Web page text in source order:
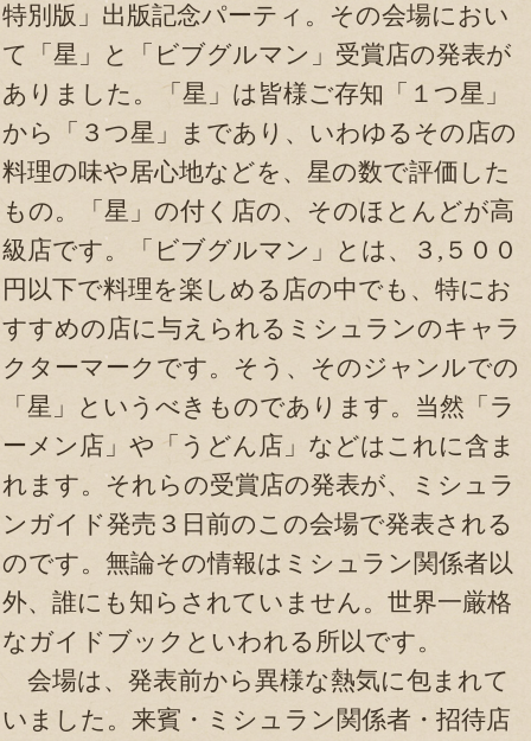
特別版」出版記念パーティ。その会場におい
て「星」と「ビブグルマン」受賞店の発表が
ありました。「星」は皆様ご存知「１つ星」
から「３つ星」まであり、いわゆるその店の
料理の味や居心地などを、星の数で評価した
もの。「星」の付く店の、そのほとんどが高
級店です。「ビブグルマン」とは、３,５００
円以下で料理を楽しめる店の中でも、特にお
すすめの店に与えられるミシュランのキャラ
クターマークです。そう、そのジャンルでの
「星」というべきものであります。当然「ラ
ーメン店」や「うどん店」などはこれに含ま
れます。それらの受賞店の発表が、ミシュラ
ンガイド発売３日前のこの会場で発表される
のです。無論その情報はミシュラン関係者以
外、誰にも知らされていません。世界一厳格
なガイドブックといわれる所以です。
会場は、発表前から異様な熱気に包まれて
いました。来賓・ミシュラン関係者・招待店